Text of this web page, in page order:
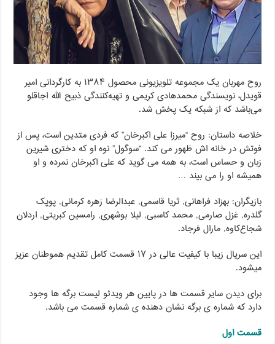
روح مهربان یک مجموعه تلویزیونی محصول ۱۳۸۴ به کارگردانی امیر
قویدل، نویسندگی محمدهادی کریمی و تهیه‌کنندگی ذبیح الله اجاقلو
می‌باشد که از شبکه یک پخش شد.
خلاصه داستان: روح “میرزا علی اکبرخان” که فردی متدین است، پس از
فوتش در خانه اش ظهور می کند. “سوگول” نوه او که دختری شیرین
زبان و حساس است، به همه می گوید که علی اکبرخان نمرده و او
همیشه او را می بیند …
بازیگران: بهزاد فراهانی, ثریا قاسمی, عبدالرضا زهره کرمانی, پوپک
گلدره, غزل صارمی, محمد کاسبی, لیلا بوشهری, رامسین کبریتی, اردلان
شجاع‌کاوه, مارال فرجاد.
این سریال زیبا با کیفیت عالی در ۱۷ قسمت کامل تقدیم هموطنان عزیز
میشود.
برای دیدن سایر قسمت ها در پایین هر ویدئو لیست برگه ها وجود
دارد که شماره ی برگه نشان دهنده ی شماره قسمت می باشد.
قسمت اول